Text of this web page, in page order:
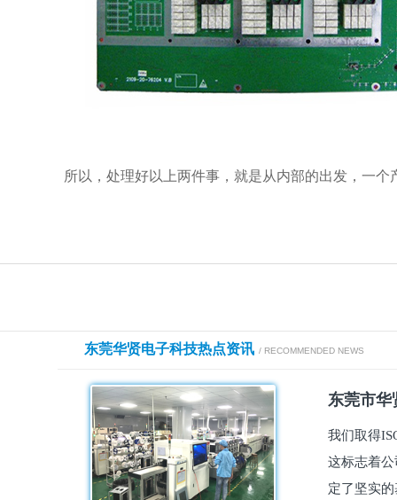
所以，处理好以上两件事，就是从内部的出发，一
东莞华贤电子科技热点资讯 / RECOMMENDED NEWS
东莞市华
我们取得
这标志着
定了坚实